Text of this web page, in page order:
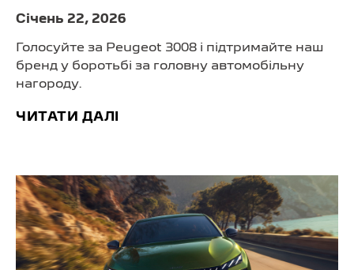
Cічень 22, 2026
Голосуйте за Peugeot 3008 і підтримайте наш
бренд у боротьбі за головну автомобільну
нагороду.
ЧИТАТИ ДАЛІ